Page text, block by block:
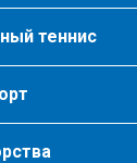
теннис